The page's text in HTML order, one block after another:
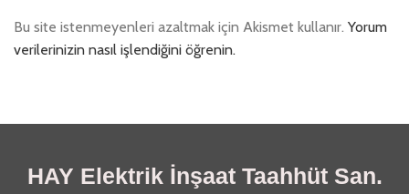
Bu site istenmeyenleri azaltmak için Akismet kullanır. Yorum
verilerinizin nasıl işlendiğini öğrenin.
HAY Elektrik İnşaat Taahhüt San.